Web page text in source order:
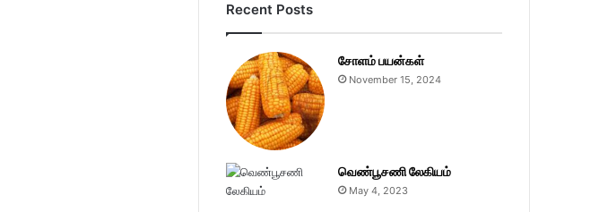
Recent Posts
சோளம் பயன்கள்
November 15, 2024
வெண்பூசணி லேகியம்
May 4, 2023